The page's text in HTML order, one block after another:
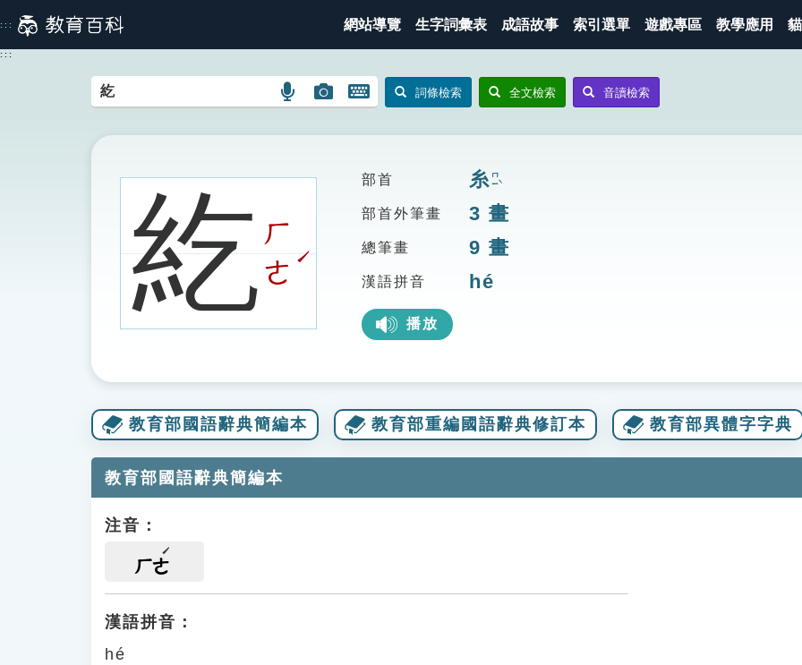
到
主
::: 網站導覽 生字詞彙表 成語故事 索引選單 遊戲專區 教學應用
:::
語
搜
圖
圖
搜
開
鍵
圖
詞條檢索 全文檢索 音讀檢索
紇ㄏ
ㄜ
ˊ
部首 糸ㄇㄧˋ
部首外筆畫 3 畫
總筆畫 9 畫
漢語拼音 hé
播放
教育部國語辭典簡編本 教育部重編國語辭典修訂本 教育部異體字字典
教育部國語辭典簡編本
注音：
ㄏㄜ
漢語拼音：
hé